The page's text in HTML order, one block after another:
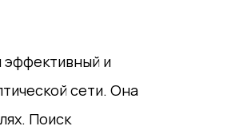
эффективный и
сети. Она
Поиск